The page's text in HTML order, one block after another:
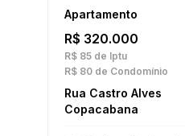
Apartamento
R$ 320.000
R$ 85 de Iptu
R$ 80 de Condomínio
Rua Castro Alves
Copacabana